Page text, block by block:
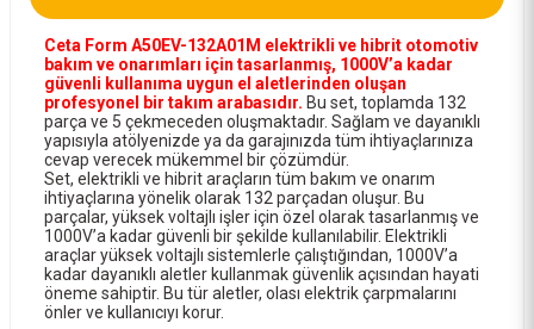
Ceta Form A50EV-132A01M elektrikli ve hibrit otomotiv
bakım ve onarımları için tasarlanmış, 1000V’a kadar
güvenli kullanıma uygun el aletlerinden oluşan
profesyonel bir takım arabasıdır. Bu set, toplamda 132
parça ve 5 çekmeceden oluşmaktadır. Sağlam ve dayanıklı
yapısıyla atölyenizde ya da garajınızda tüm ihtiyaçlarınıza
cevap verecek mükemmel bir çözümdür.
Set, elektrikli ve hibrit araçların tüm bakım ve onarım
ihtiyaçlarına yönelik olarak 132 parçadan oluşur. Bu
parçalar, yüksek voltajlı işler için özel olarak tasarlanmış ve
1000V’a kadar güvenli bir şekilde kullanılabilir. Elektrikli
araçlar yüksek voltajlı sistemlerle çalıştığından, 1000V’a
kadar dayanıklı aletler kullanmak güvenlik açısından hayati
öneme sahiptir. Bu tür aletler, olası elektrik çarpmalarını
önler ve kullanıcıyı korur.